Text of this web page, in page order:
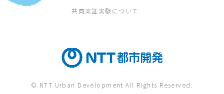
共同実証実験について
© NTT Urban Development All Rights Reserved.